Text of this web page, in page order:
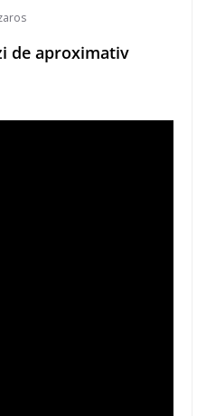
de aproximativ